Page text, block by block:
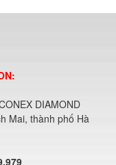
DIAMOND
Mai, thành phố Hà